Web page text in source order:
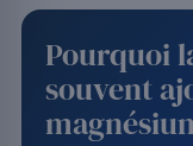
Pourquoi
souvent